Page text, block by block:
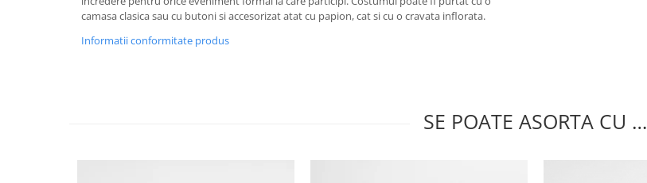
camasa clasica sau cu butoni si accesorizat atat cu papion, cat si cu o cravata inflorata.
Informatii conformitate produs
SE POATE ASORTA CU …